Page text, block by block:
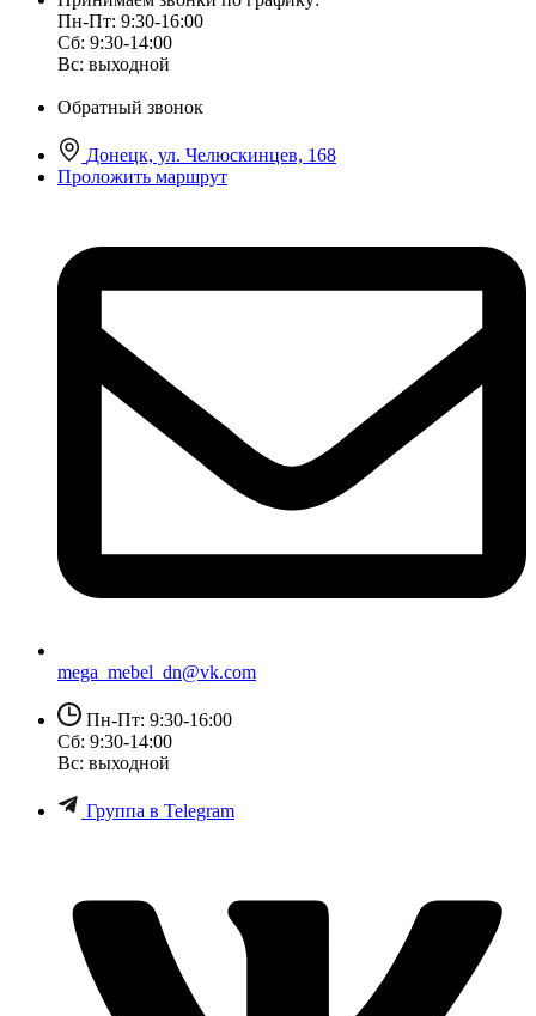
Пн-Пт: 9:30-16:00
Сб: 9:30-14:00
Вс: выходной
Обратный звонок
Донецк, ул. Челюскинцев, 168
Проложить маршрут
mega_mebel_dn@vk.com
Пн-Пт: 9:30-16:00
Сб: 9:30-14:00
Вс: выходной
Группа в Telegram